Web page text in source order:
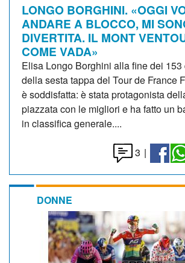
LONGO BORGHINI. «OGGI
ANDARE A BLOCCO, MI
DIVERTITA. IL MONT
COME VADA»
Elisa Longo Borghini alla fine dei 153
della sesta tappa del Tour de France
è soddisfatta: è stata protagonista
piazzata con le migliori e ha fatto un
in classifica generale....
3 |
DONNE